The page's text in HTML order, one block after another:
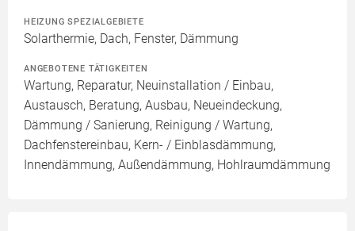
HEIZUNG SPEZIALGEBIETE
Solarthermie, Dach, Fenster, Dämmung
ANGEBOTENE TÄTIGKEITEN
Wartung, Reparatur, Neuinstallation / Einbau,
Austausch, Beratung, Ausbau, Neueindeckung,
Dämmung / Sanierung, Reinigung / Wartung,
Dachfenstereinbau, Kern- / Einblasdämmung,
Innendämmung, Außendämmung, Hohlraumdämmung